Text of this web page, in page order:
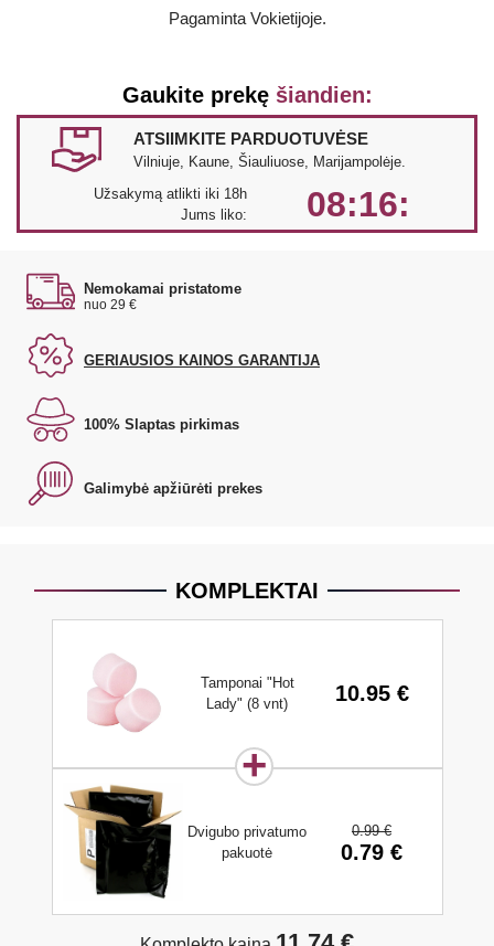
Pagaminta Vokietijoje.
Gaukite prekę šiandien:
ATSIIMKITE PARDUOTUVĖSE
Vilniuje, Kaune, Šiauliuose, Marijampolėje.
Užsakymą atlikti iki 18h
Jums liko:
08:16:
Nemokamai pristatome
nuo 29 €
GERIAUSIOS KAINOS GARANTIJA
100% Slaptas pirkimas
Galimybė apžiūrėti prekes
KOMPLEKTAI
Tamponai "Hot
Lady" (8 vnt)
10.95 €
Dvigubo privatumo
pakuotė
0.99 €
0.79 €